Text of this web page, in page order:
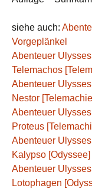
siehe auch:
Vorgeplänkel
Abenteuer
Telemachos
Abenteuer
Nestor
Abenteuer
Proteus
Abenteuer
Kalypso [Odyssee]
Abenteuer
Lotophagen